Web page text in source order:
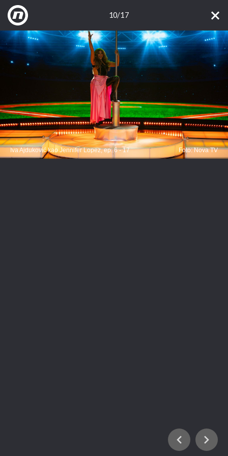
10/17
Iva Ajduković kao Jennifer Lopez, ep. 6 - 17 Foto: Nova TV